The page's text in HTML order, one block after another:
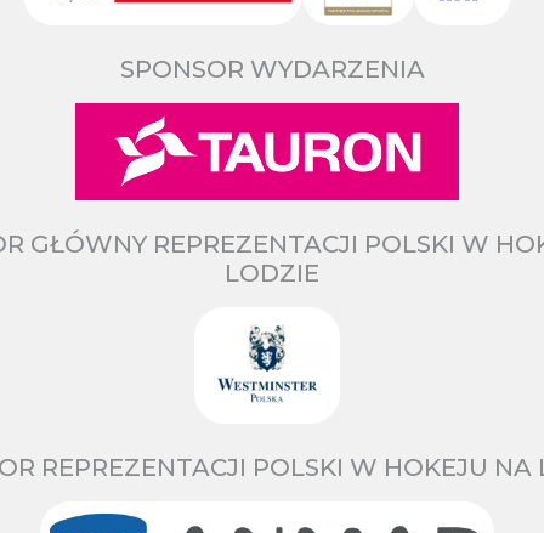
SPONSOR WYDARZENIA
GŁÓWNY REPREZENTACJI POLSKI W
LODZIE
REPREZENTACJI POLSKI W HOKEJU NA